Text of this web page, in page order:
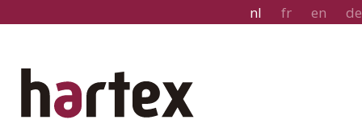
nl fr en de